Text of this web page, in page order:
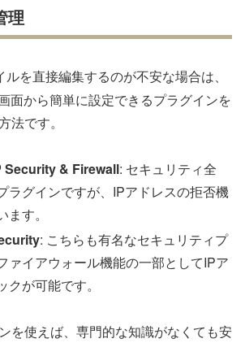
理
ルを直接編集するのが不安な場合は、
面から簡単に設定できるプラグインを
法です。
Security & Firewall: セキュリティ全
ラグインですが、IPアドレスの拒否機
す。
: こちらも有名なセキュリティプ
ァイアウォール機能の一部としてIPア
クが可能です。
を使えば、専門的な知識がなくても安